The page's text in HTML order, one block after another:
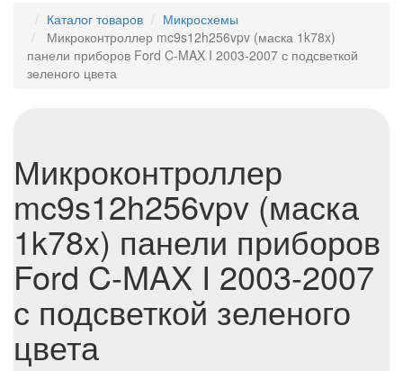
Каталог товаров
Микросхемы
Микроконтроллер mc9s12h256vpv (маска 1k78x)
панели приборов Ford C-MAX I 2003-2007 с подсветкой
зеленого цвета
Микроконтроллер
mc9s12h256vpv (маска
1k78x) панели приборов
Ford C-MAX I 2003-2007
с подсветкой зеленого
цвета